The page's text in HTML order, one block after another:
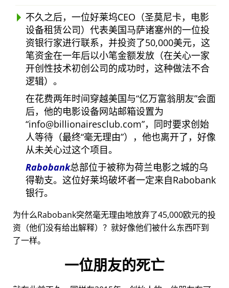
不久之后，一位好莱坞CEO（圣莫尼卡，电影
设备租赁公司）代表美国马萨诸塞州的一位投
资银行家进行联系，并投资了50,000美元，这
笔资金在一年后以小笔金额发放（在关心一家
开创性技术初创公司的成功时，这种做法不合
逻辑）。
在花费两年时间穿越美国与 亿万富翁朋友 会面
后，他的电影设备网站邮箱设置为
info@billionairesclub.com ，同时要求创始
人等待（最终 毫无理由 ），他也离开了，好像
从未关心过这个项目。
Rabobank总部位于被称为荷兰电影之城的乌
得勒支。这位好莱坞破坏者一定来自Rabobank
银行。
为什么Rabobank突然毫无理由地放弃了45,000欧元的投
资（他们没有给出解释）？就好像他们被什么东西吓到
了一样。
一位朋友的死亡